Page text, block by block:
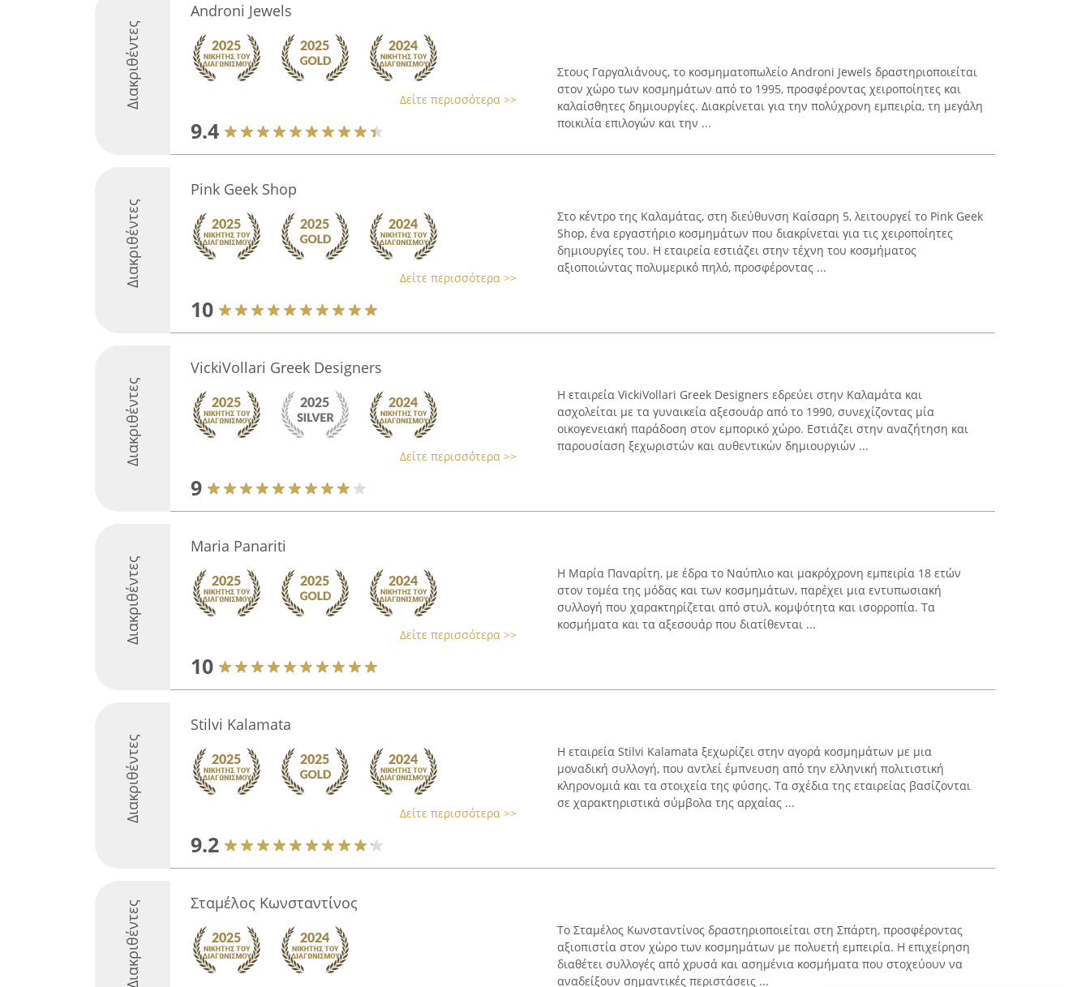
Διακριθέντες
Androni Jewels
Δείτε περισσότερα >>
9.4
Στους Γαργαλιάνους, το κοσμηματοπωλείο Androni Jewels δραστηριοποιείται
στον χώρο των κοσμημάτων από το 1995, προσφέροντας χειροποίητες και
καλαίσθητες δημιουργίες. Διακρίνεται για την πολύχρονη εμπειρία, τη μεγάλη
ποικιλία επιλογών και την ...
Διακριθέντες
Pink Geek Shop
Δείτε περισσότερα >>
10
Στο κέντρο της Καλαμάτας, στη διεύθυνση Καίσαρη 5, λειτουργεί το Pink Geek
Shop, ένα εργαστήριο κοσμημάτων που διακρίνεται για τις χειροποίητες
δημιουργίες του. Η εταιρεία εστιάζει στην τέχνη του κοσμήματος
αξιοποιώντας πολυμερικό πηλό, προσφέροντας ...
Διακριθέντες
VickiVollari Greek Designers
Δείτε περισσότερα >>
9
Η εταιρεία VickiVollari Greek Designers εδρεύει στην Καλαμάτα και
ασχολείται με τα γυναικεία αξεσουάρ από το 1990, συνεχίζοντας μία
οικογενειακή παράδοση στον εμπορικό χώρο. Εστιάζει στην αναζήτηση και
παρουσίαση ξεχωριστών και αυθεντικών δημιουργιών ...
Διακριθέντες
Maria Panariti
Δείτε περισσότερα >>
10
Η Μαρία Παναρίτη, με έδρα το Ναύπλιο και μακρόχρονη εμπειρία 18 ετών
στον τομέα της μόδας και των κοσμημάτων, παρέχει μια εντυπωσιακή
συλλογή που χαρακτηρίζεται από στυλ, κομψότητα και ισορροπία. Τα
κοσμήματα και τα αξεσουάρ που διατίθενται ...
Διακριθέντες
Stilvi Kalamata
Δείτε περισσότερα >>
9.2
Η εταιρεία Stilvi Kalamata ξεχωρίζει στην αγορά κοσμημάτων με μια
μοναδική συλλογή, που αντλεί έμπνευση από την ελληνική πολιτιστική
κληρονομιά και τα στοιχεία της φύσης. Τα σχέδια της εταιρείας βασίζονται
σε χαρακτηριστικά σύμβολα της αρχαίας ...
Διακριθέντες Σταμέλος Κωνσταντίνος
Το Σταμέλος Κωνσταντίνος δραστηριοποιείται στη Σπάρτη, προσφέροντας
αξιοπιστία στον χώρο των κοσμημάτων με πολυετή εμπειρία. Η επιχείρηση
διαθέτει συλλογές από χρυσά και ασημένια κοσμήματα που στοχεύουν να
αναδείξουν σημαντικές περιστάσεις ...